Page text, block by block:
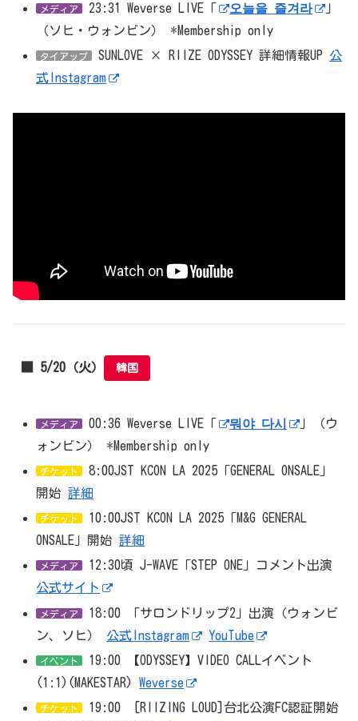
メディア 23:31 Weverse LIVE「 오늘을 즐겨라
」
（ソヒ・ウォンビン） *Membership only
タイアップ SUNLOVE × RIIZE ODYSSEY 詳細情報UP 公
式Instagram
■ 5/20（火） 韓国
メディア 00:36 Weverse LIVE「 뭐야 다시
」（ウ
ォンビン） *Membership only
チケット
8:00JST KCON LA 2025「GENERAL ONSALE」
開始詳細
チケット
10:00JST KCON LA 2025「M&G GENERAL
ONSALE」開始詳細
メディア
12:30頃 J-WAVE「STEP ONE」コメント出演
公式サイト
メディア
18:00 「サロンドリップ2」出演（ウォンビ
ン、ソヒ） 公式Instagram YouTube
イベント
19:00 【ODYSSEY】VIDEO CALLイベント
(1:1)(MAKESTAR)Weverse
チケット
19:00 [RIIZING LOUD]台北公演FC認証開始